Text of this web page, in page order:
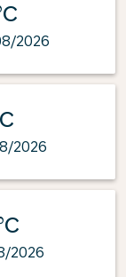
2026
2026
2026